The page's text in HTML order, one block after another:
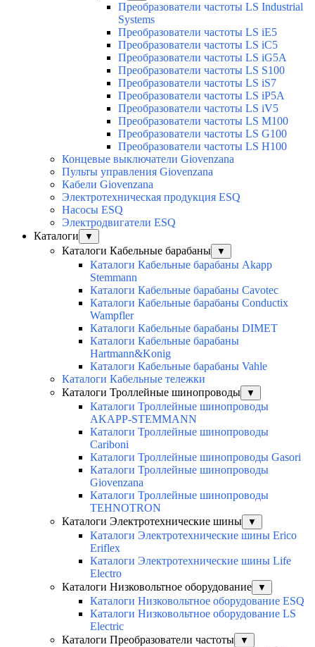
Преобразователи частоты LS Industrial
Systems
Преобразователи частоты LS iE5
Преобразователи частоты LS iC5
Преобразователи частоты LS iG5A
Преобразователи частоты LS S100
Преобразователи частоты LS iS7
Преобразователи частоты LS iP5A
Преобразователи частоты LS iV5
Преобразователи частоты LS M100
Преобразователи частоты LS G100
Преобразователи частоты LS H100
Концевые выключатели Giovenzana
Пульты управления Giovenzana
Кабели Giovenzana
Электротехническая продукция ESQ
Насосы ESQ
Электродвигатели ESQ
Каталоги
▼
Каталоги Кабельные барабаны ▼
Каталоги Кабельные барабаны Akapp
Stemmann
Каталоги Кабельные барабаны Cavotec
Каталоги Кабельные барабаны Conductix
Wampfler
Каталоги Кабельные барабаны DIMET
Каталоги Кабельные барабаны
Hartmann&Konig
Каталоги Кабельные барабаны Vahle
Каталоги Кабельные тележки
Каталоги Троллейные шинопроводы
▼
Каталоги Троллейные шинопроводы
AKAPP-STEMMANN
Каталоги Троллейные шинопроводы
Cariboni
Каталоги Троллейные шинопроводы Gasori
Каталоги Троллейные шинопроводы
Giovenzana
Каталоги Троллейные шинопроводы
TEHNOTRON
Каталоги Электротехнические шины
▼
Каталоги Электротехнические шины Erico
Eriflex
Каталоги Электротехнические шины Life
Electro
Каталоги Низковольтное оборудование
▼
Каталоги Низковольтное оборудование ESQ
Каталоги Низковольтное оборудование LS
Electric
Каталоги Преобразователи частоты
▼